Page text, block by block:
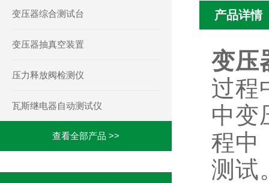
变压器综合测试台
变压器抽真空装置
压力释放阀检测仪
瓦斯继电器自动测试仪
查看全部产品 >>
产品详情
变压
过程
中变
程中
测试